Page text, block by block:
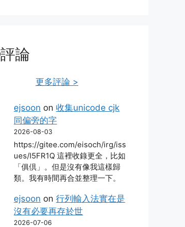
評論
更多評論 >
ejsoon on收集unicode cjk
同偏旁的字
2026-08-03
https://gitee.com/eisoch/irg/iss
ues/I5FR1Q 這裡收錄更全，比如
「俱倶」。但是沒有像我這樣歸
類。我有時間再合並整理一下。
ejsoon on行列輸入法實在是
沒有必要再存於世
2026-07-06